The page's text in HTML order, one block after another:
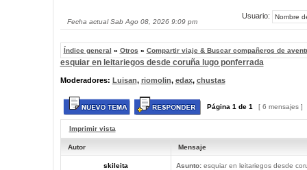
Fecha actual Sab Ago 08, 2026 9:09 pm
Usuario:
Índice general » Otros » Compartir viaje & Buscar compañeros de
esquiar en leitariegos desde coruña lugo ponferrada
Moderadores: Luisan, riomolin, edax, chustas
Página 1 de 1 [ 6 mensajes ]
Imprimir vista
Autor Mensaje
skileita Asunto:esquiar en leitariegos desde